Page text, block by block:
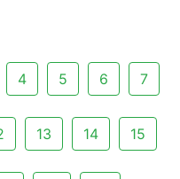
4 5 6 7
13 14 15